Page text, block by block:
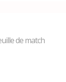
de match